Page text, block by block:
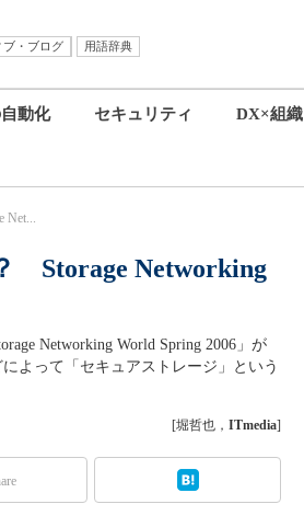
ブ・ブログ
用語辞典
動化 セキュリティ DX×組織
Net...
Storage Networking
Networking World Spring 2006」が
よって「セキュアストレージ」という
[堀哲也， ITmedia]